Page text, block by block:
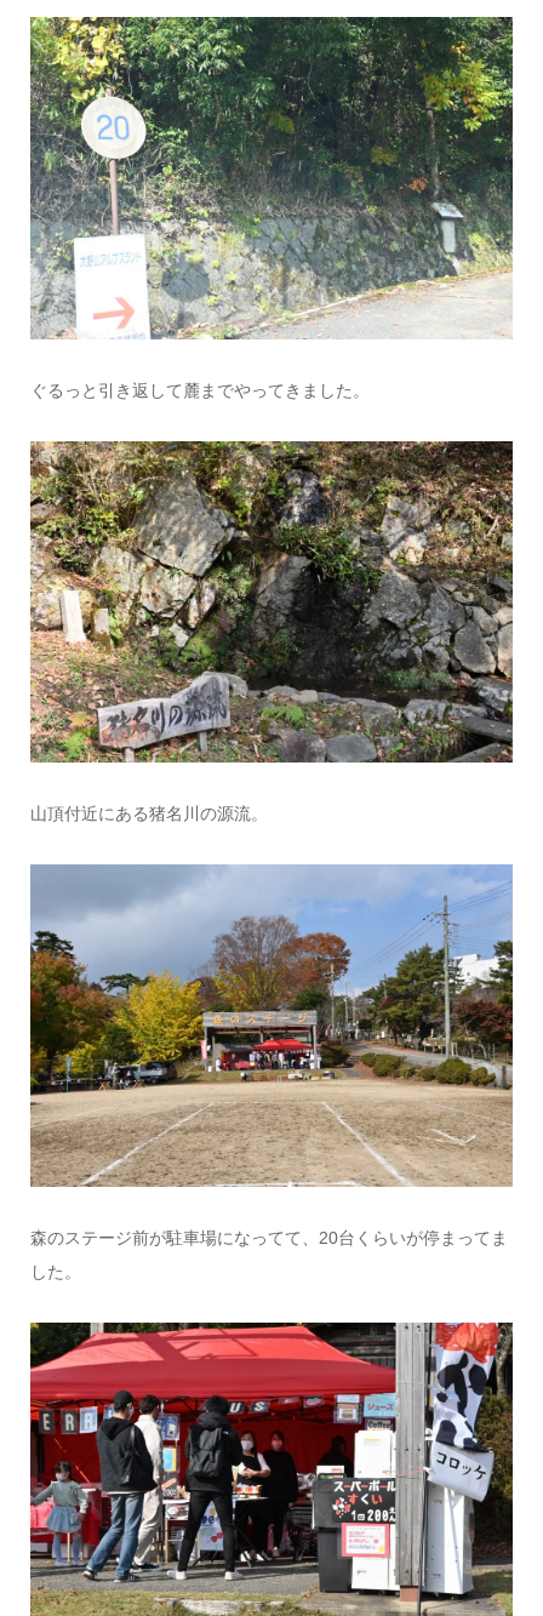
ぐるっと引き返して麓までやってきました。
山頂付近にある猪名川の源流。
森のステージ前が駐車場になってて、20台くらいが停まってま
した。